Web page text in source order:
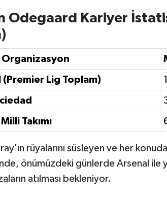
Odegaard Kariyer
Organizasyon
(Premier Lig Toplam)
Takımı
rüyalarını süsleyen ve her
önümüzdeki günlerde Arsenal ile
atılması bekleniyor.